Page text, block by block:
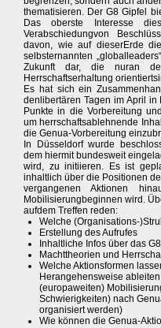
thematisieren. Der G8 Gipfel
Das oberste Interesse
Verabschiedungvon
davon, wie auf dieserErde
selbsternannten
Zukunft dar, die nuran
Herrschaftserhaltung
Es hat sich ein
denlibertären Tagen im April in
Punkte in die Vorbereitung
um herrschaftsablehnende
die Genua-Vorbereitung
In Düsseldorf wurde
dem hiermit bundesweit
wird, zu initiieren. Es ist
inhaltlich über die Positionen
vergangenen Aktionen
Mobilisierungbeginnen wird.
aufdem Treffen reden:
Welche (Organisations-
Erstellung des Aufrufes
Inhaltliche Infos über das
Machttheorien und
Welche Aktionsformen
Herangehensweise
(europaweiten)
Schwierigkeiten) nach
organisiert werden)
Wie können die Genua-